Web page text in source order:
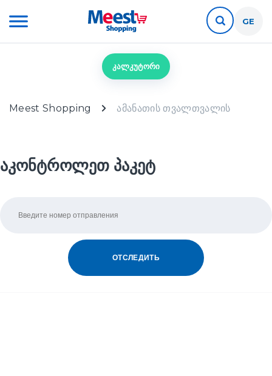
GE
კალკუტორი
Meest Shopping ამანათის თვალთვალის
აკონტროლეთ პაკეტ